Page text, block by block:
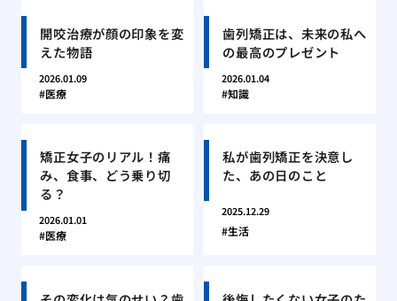
開咬治療が顔の印象を変
えた物語
2026.01.09
医療
歯列矯正は、未来の私へ
の最高のプレゼント
2026.01.04
知識
矯正女子のリアル！痛
み、食事、どう乗り切
る？
2026.01.01
医療
私が歯列矯正を決意し
た、あの日のこと
2025.12.29
生活